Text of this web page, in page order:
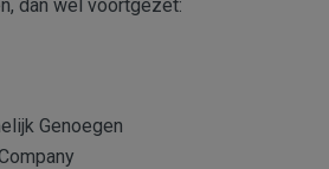
dan wel voortgezet:
Genoegen